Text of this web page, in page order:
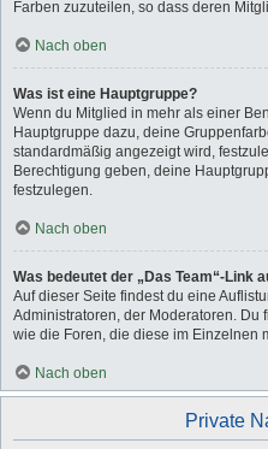
Farben zuzuteilen, so dass deren
Nach oben
Was ist eine Hauptgruppe?
Wenn du Mitglied in mehr als einer
Hauptgruppe dazu, deine
standardmäßig angezeigt wird,
Berechtigung geben, deine
festzulegen.
Nach oben
Was bedeutet der „Das Team“-Link
Auf dieser Seite findest du eine
Administratoren, der Moderatoren. Du
wie die Foren, die diese im Einzelnen
Nach oben
Private